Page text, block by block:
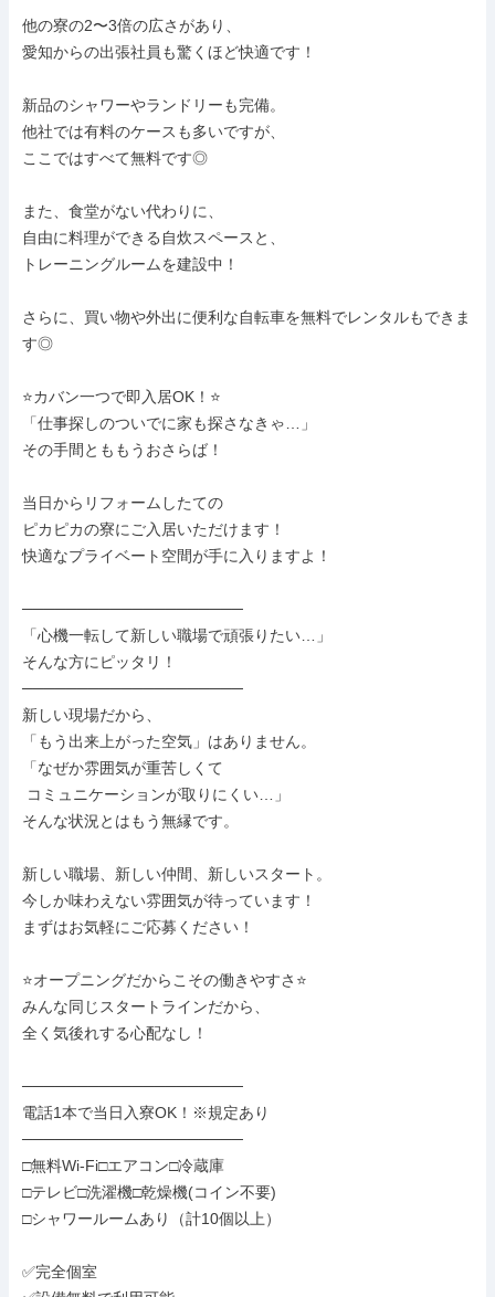
他の寮の2〜3倍の広さがあり、
愛知からの出張社員も驚くほど快適です！
新品のシャワーやランドリーも完備。
他社では有料のケースも多いですが、
ここではすべて無料です◎
また、食堂がない代わりに、
自由に料理ができる自炊スペースと、
トレーニングルームを建設中！
さらに、買い物や外出に便利な自転車を無料でレンタルもできま
す◎
⭐カバン一つで即入居OK！⭐
「仕事探しのついでに家も探さなきゃ…」
その手間とももうおさらば！
当日からリフォームしたての
ピカピカの寮にご入居いただけます！
快適なプライベート空間が手に入りますよ！
────────────────────
「心機一転して新しい職場で頑張りたい…」
そんな方にピッタリ！
────────────────────
新しい現場だから、
「もう出来上がった空気」はありません。
「なぜか雰囲気が重苦しくて
そんな状況とはもう無縁です。
新しい職場、新しい仲間、新しいスタート。
今しか味わえない雰囲気が待っています！
まずはお気軽にご応募ください！
⭐オープニングだからこその働きやすさ⭐
みんな同じスタートラインだから、
全く気後れする心配なし！
────────────────────
電話1本で当日入寮OK！※規定あり
────────────────────
□無料Wi-Fi□エアコン□冷蔵庫
□テレビ□洗濯機□乾燥機(コイン不要)
□シャワールームあり（計10個以上）
✅完全個室